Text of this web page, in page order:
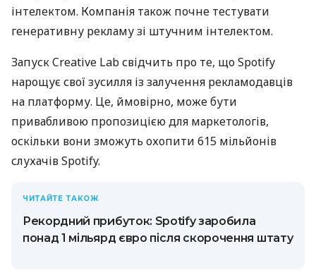
інтелектом. Компанія також почне тестувати
генеративну рекламу зі штучним інтелектом.
Запуск Creative Lab свідчить про те, що Spotify
нарощує свої зусилля із залучення рекламодавців
на платформу. Це, ймовірно, може бути
привабливою пропозицією для маркетологів,
оскільки вони зможуть охопити 615 мільйонів
слухачів Spotify.
ЧИТАЙТЕ ТАКОЖ
Рекордний прибуток: Spotify заробила
понад 1 мільярд євро після скорочення штату